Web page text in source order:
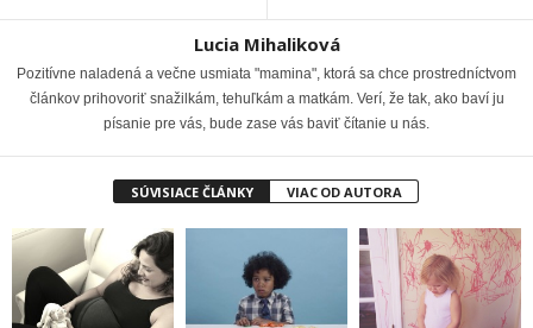
Lucia Mihaliková
Pozitívne naladená a večne usmiata "mamina", ktorá sa chce prostredníctvom
článkov prihovoriť snažilkám, tehuľkám a matkám. Verí, že tak, ako baví ju
písanie pre vás, bude zase vás baviť čítanie u nás.
SÚVISIACE ČLÁNKY VIAC OD AUTORA